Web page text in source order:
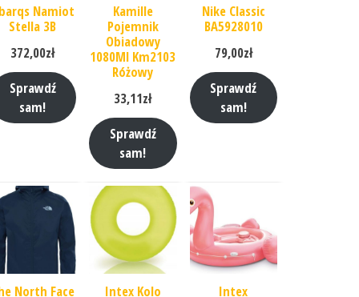
Namiot
Stella 3B
372,00zł
Sprawdź
sam!
Kamille
Pojemnik
Obiadowy
1080Ml Km2103
Różowy
33,11zł
Sprawdź
sam!
Nike Classic
BA5928010
79,00zł
Sprawdź
sam!
North Face
Intex Kolo
Intex